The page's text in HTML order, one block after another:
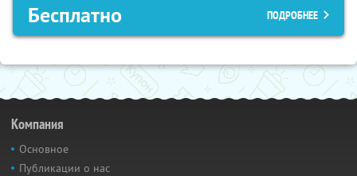
Бесплатно ПОДРОБНЕЕ
Компания
Основное
Публикации о нас